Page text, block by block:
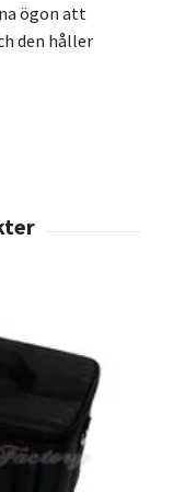
ögon att
den håller